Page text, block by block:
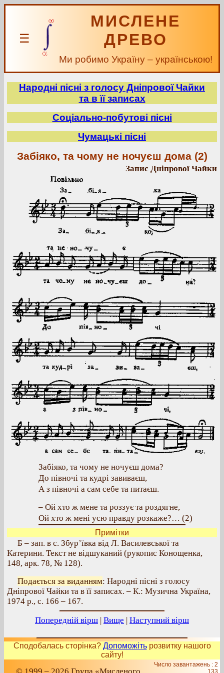
☰
МИСЛЕНЕ
ДРЕВО
Ми робимо Україну – українською!
Народні пісні з голосу Дніпрової Чайки
та в її записах
Соціально-побутові пісні
Чумацькі пісні
Забіяко, та чому не ночуєш дома (2)
Запис Дніпрової Чайки
Забіяко, та чому не ночуєш дома?
До півночі та кудрі завиваєш,
А з півночі а сам себе та питаєш.
– Ой хто ж мене та роззує та роздягне,
Ой хто ж мені усю правду розкаже?… (2)
Примітки
Б – зап. в с. Збур’ївка від Л. Василевської та
Катерини. Текст не відшуканий (рукопис Конощенка,
148, арк. 78, № 128).
Подається за виданням: Народні пісні з голосу
Дніпрової Чайки та в її записах. – К.: Музична Україна,
1974 р., с. 166 – 167.
Попередній вірш | Вище | Наступний вірш
Сподобалась сторінка? Допоможітьрозвитку нашого
сайту!
Число завантажень : 2
133